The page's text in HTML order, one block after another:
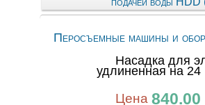
Перосъемные машины и
Насадка для
удлиненная на
Цена840.00